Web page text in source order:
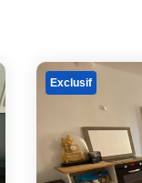
Exclusif